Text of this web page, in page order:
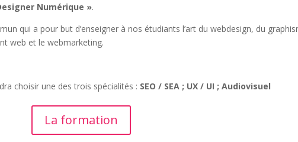
Numérique ».
qui a pour but d’enseigner à nos étudiants l’art du webdesign, du
web et le webmarketing.
choisir une des trois spécialités : SEO / SEA ; UX / UI ; Audiovisuel
La formation